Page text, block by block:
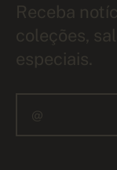
Receba
coleções,
especiais.